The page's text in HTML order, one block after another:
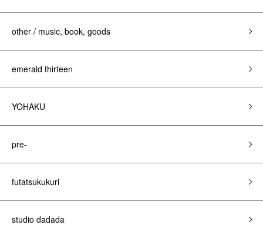
other / music, book, goods
emerald thirteen
YOHAKU
pre-
futatsukukuri
studio dadada